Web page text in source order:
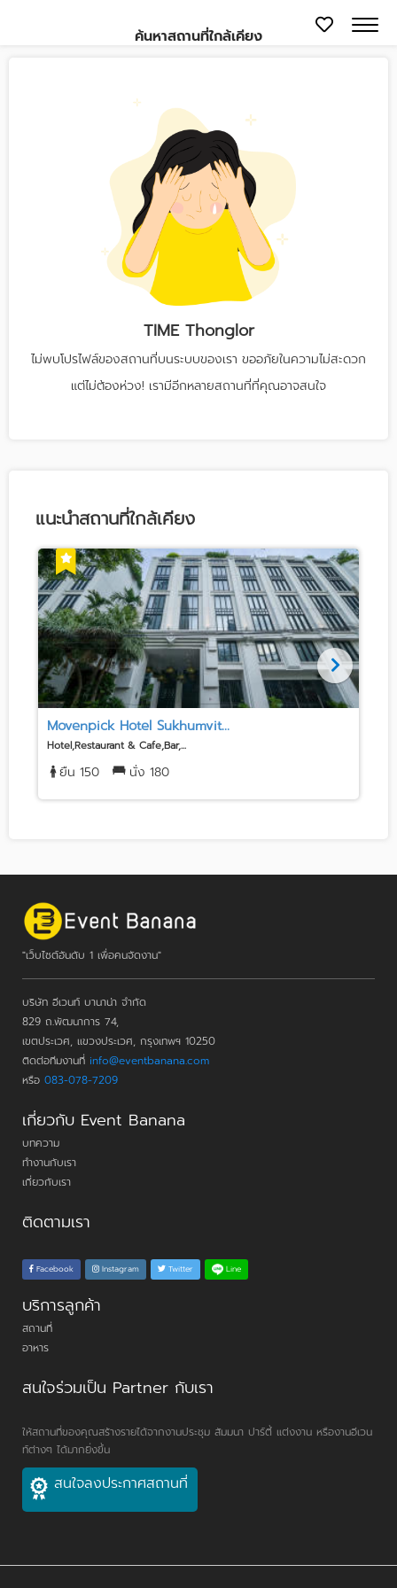
TIME Thonglor
ไม่พบโปรไฟล์ของสถานที่บนระบบของเรา ขออภัยในความไม่สะดวก
แต่ไม่ต้องห่วง! เรามีอีกหลายสถานที่ที่คุณอาจสนใจ
ค้นหาสถานที่ใกล้เคียง
แนะนำสถานที่ใกล้เคียง
Movenpick Hotel Sukhumvit...
Hotel,Restaurant & Cafe,Bar,...
ยืน 150 นั่ง 180
"เว็บไซต์อันดับ 1 เพื่อคนจัดงาน"
บริษัท อีเวนท์ บานาน่า จำกัด
829 ถ.พัฒนาการ 74,
เขตประเวศ, แขวงประเวศ, กรุงเทพฯ 10250
ติดต่อทีมงานที่ info@eventbanana.com
หรือ 083-078-7209
เกี่ยวกับ Event Banana
บทความ
ทำงานกับเรา
เกี่ยวกับเรา
ติดตามเรา
Facebook Instagram Twitter Line
บริการลูกค้า
สถานที่
อาหาร
สนใจร่วมเป็น Partner กับเรา
ให้สถานที่ของคุณสร้างรายได้จากงานประชุม สัมมนา ปาร์ตี้ แต่งงาน หรืองานอีเวน
ท์ต่างๆ ได้มากยิ่งขึ้น
สนใจลงประกาศสถานที่